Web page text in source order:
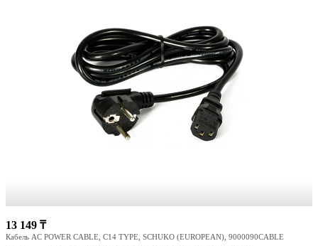
13 149 ₸
Кабель AC POWER CABLE, C14 TYPE, SCHUKO (EUROPEAN), 9000090CABLE